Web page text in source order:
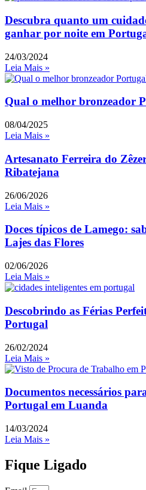
Descubra quanto um
ganhar por noite em
24/03/2024
Leia Mais »
Qual o melhor bronzeador
08/04/2025
Leia Mais »
Artesanato Ferreira do
Ribatejana
26/06/2026
Leia Mais »
Doces típicos de Lamego:
Lajes das Flores
02/06/2026
Leia Mais »
Descobrindo as Férias
Portugal
26/02/2024
Leia Mais »
Documentos necessários
Portugal em Luanda
14/03/2024
Leia Mais »
Fique Ligado